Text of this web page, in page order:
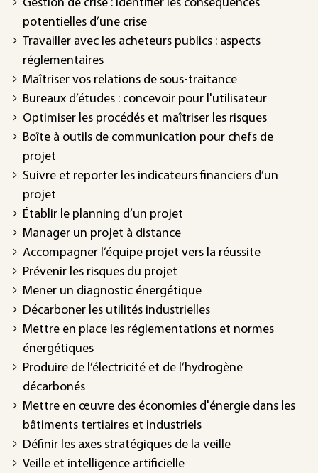
Gestion de crise : identifier les conséquences
potentielles d’une crise
Travailler avec les acheteurs publics : aspects
réglementaires
Maîtriser vos relations de sous-traitance
Bureaux d’études : concevoir pour l'utilisateur
Optimiser les procédés et maîtriser les risques
Boîte à outils de communication pour chefs de
projet
Suivre et reporter les indicateurs financiers d’un
projet
Établir le planning d’un projet
Manager un projet à distance
Accompagner l’équipe projet vers la réussite
Prévenir les risques du projet
Mener un diagnostic énergétique
Décarboner les utilités industrielles
Mettre en place les réglementations et normes
énergétiques
Produire de l’électricité et de l’hydrogène
décarbonés
Mettre en œuvre des économies d'énergie dans les
bâtiments tertiaires et industriels
Définir les axes stratégiques de la veille
Veille et intelligence artificielle